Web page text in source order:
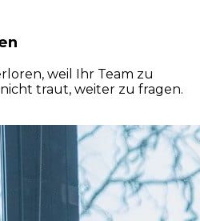
weil Ihr Team zu
traut, weiter zu fragen.